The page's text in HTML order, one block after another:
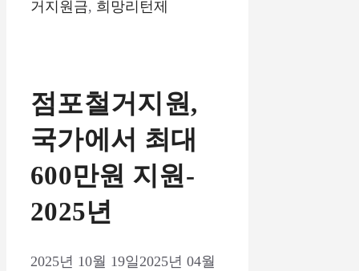
고
그
거지원금, 희망리턴제
점포철거지원,
국가에서 최대
600만원 지원-
2025년
2025년 10월 19일2025년 04월